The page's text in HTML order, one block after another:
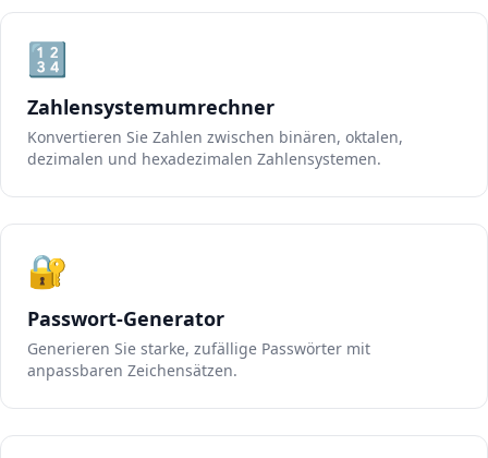
🔢
Zahlensystemumrechner
Konvertieren Sie Zahlen zwischen binären, oktalen,
dezimalen und hexadezimalen Zahlensystemen.
🔐
Passwort-Generator
Generieren Sie starke, zufällige Passwörter mit
anpassbaren Zeichensätzen.